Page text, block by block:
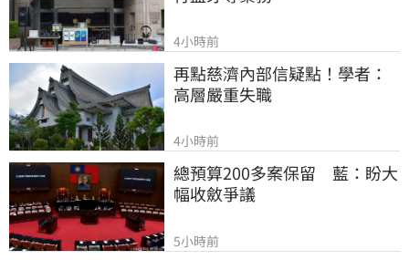
4小時前
再點慈濟內部信疑點！學者：
高層嚴重失職
4小時前
總預算200多案保留　藍：盼大
幅收斂爭議
5小時前